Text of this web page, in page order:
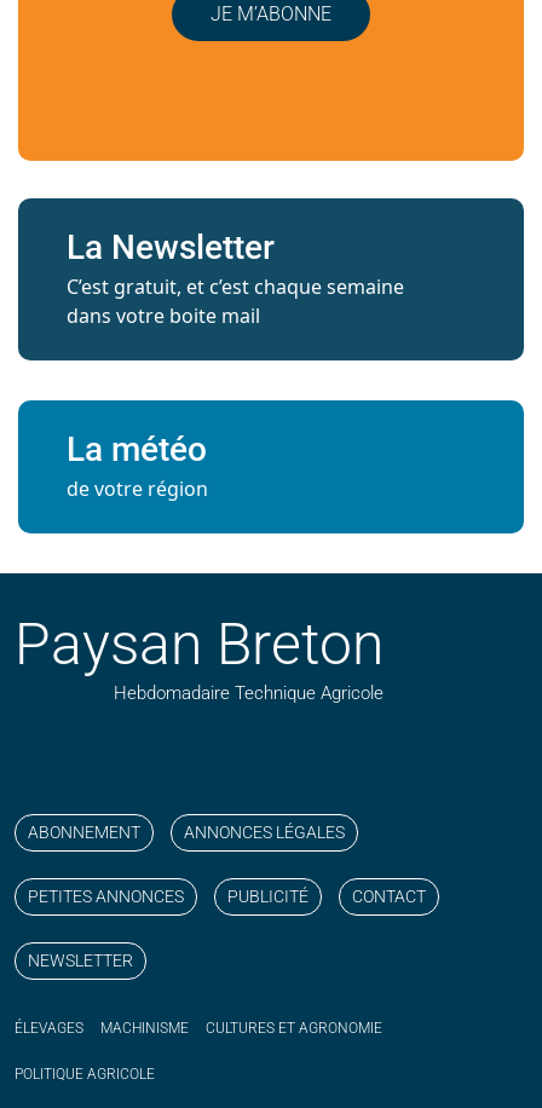
JE M’ABONNE
La Newsletter
C’est gratuit, et c’est chaque semaine
dans votre boite mail
La météo
de votre région
Paysan Breton
Hebdomadaire Technique Agricole
ABONNEMENT ANNONCES LÉGALES
PETITES ANNONCES PUBLICITÉ CONTACT
NEWSLETTER
ÉLEVAGES MACHINISME CULTURES ET AGRONOMIE
POLITIQUE AGRICOLE